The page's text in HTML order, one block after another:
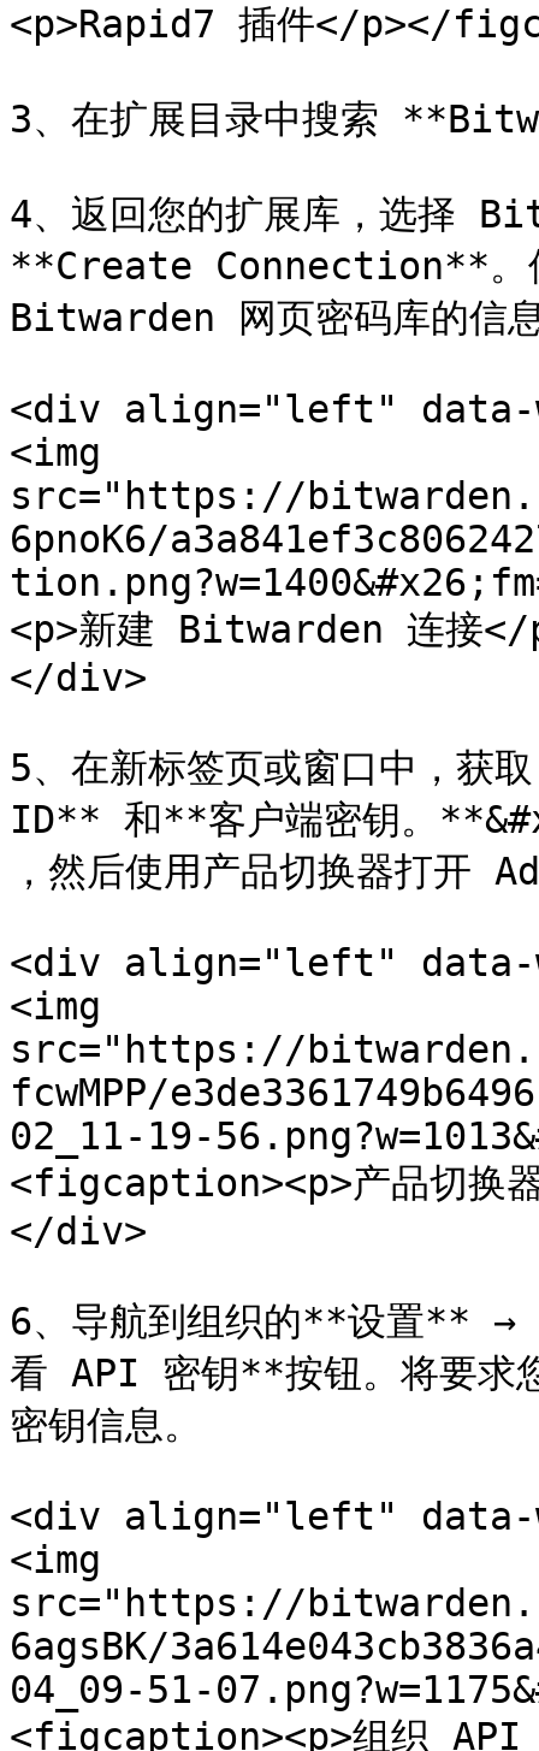
<p>Rapid7 插件</p></
3、在扩展目录中搜索
4、返回您的扩展库，选择
**Create Connection**。保
Bitwarden 网页密码库的信
<div align="left" data-
<img
src="https://
6pnoK6/
<p>新建 Bitwarden 连
</div>
5、在新标签页或窗口中，
ID** 和**客户端密钥。
，然后使用产品切换器打开
<div align="left" data-
<img
src="https://
fcwMPP/
02_11-19-
<figcaption><p>产品切
</div>
6、导航到组织的**设置** →
看 API 密钥**按钮。将要求
密钥信息。
<div align="left" data-
<img
src="https://
6agsBK/
04_09-51-
<figcaption><p>组织